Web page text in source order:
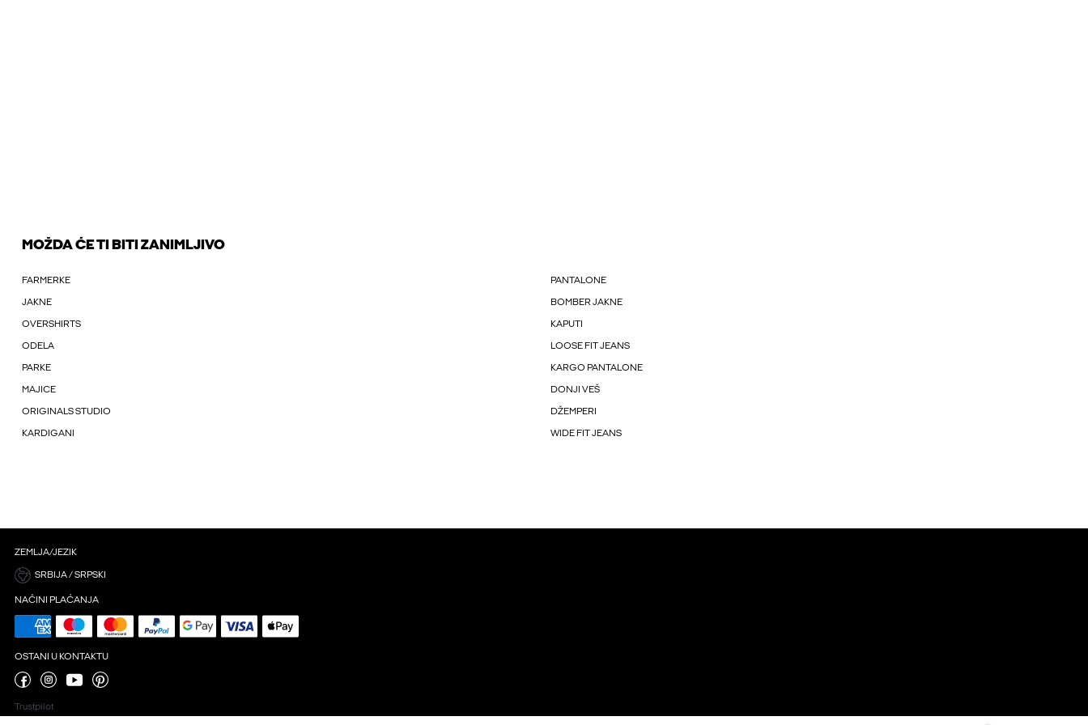
MOŽDA ĆE TI BITI ZANIMLJIVO
FARMERKE PANTALONE
JAKNE BOMBER JAKNE
OVERSHIRTS KAPUTI
ODELA LOOSE FIT JEANS
PARKE KARGO PANTALONE
MAJICE DONJI VEŠ
ORIGINALS STUDIO DŽEMPERI
KARDIGANI WIDE FIT JEANS
ZEMLJA/JEZIK
SRBIJA / SRPSKI
NAČINI PLAĆANJA
OSTANI U KONTAKTU
Trustpilot